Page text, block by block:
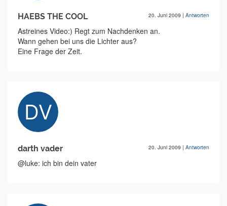
HAEBS THE COOL 20. Juni 2009 | Antworten
Astreines Video:) Regt zum Nachdenken an.
Wann gehen bei uns die Lichter aus?
Eine Frage der Zeit.
darth vader 20. Juni 2009 | Antworten
@luke: ich bin dein vater